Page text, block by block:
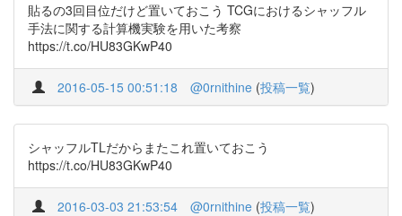
貼るの3回目位だけど置いておこう TCGにおけるシャッフル
手法に関する計算機実験を用いた考察
https://t.co/HU83GKwP40
2016-05-15 00:51:18 @0rnithine (投稿一覧)
シャッフルTLだからまたこれ置いておこう
https://t.co/HU83GKwP40
2016-03-03 21:53:54 @0rnithine (投稿一覧)